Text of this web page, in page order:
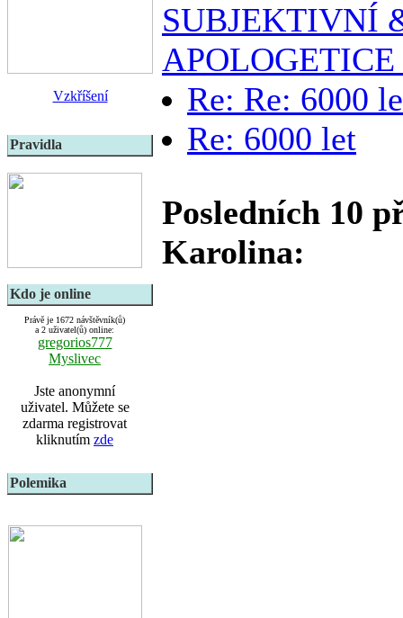
Vzkříšení
Pravidla
Kdo je online
Právě je 1672 návštěvník(ů)
a 2 uživatel(ů) online:
gregorios777
Myslivec
Jste anonymní
uživatel. Můžete se
zdarma registrovat
kliknutím zde
Polemika
SUBJEKTIVNÍ
Re: Re: 6000
Re: 6000 let
Posledních 10
Karolina: